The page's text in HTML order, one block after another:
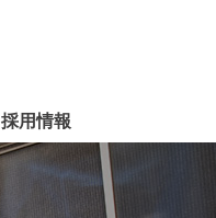
採用情報